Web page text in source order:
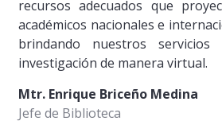
recursos adecuados que
académicos nacionales e
brindando nuestros
investigación de manera virtual.
Mtr. Enrique Briceño Medina
Jefe de Biblioteca